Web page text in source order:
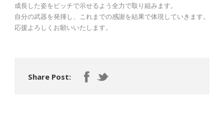
成長した姿をピッチで示せるよう全力で取り組みます。
自分の武器を発揮し、これまでの感謝を結果で体現していきます。
応援よろしくお願いいたします。
Share Post: